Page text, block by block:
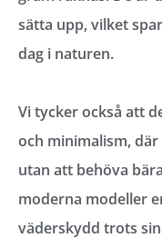
sätta upp, vilket
dag i naturen.
Vi tycker också att
och minimalism,
utan att behöva
moderna modeller
väderskydd trots